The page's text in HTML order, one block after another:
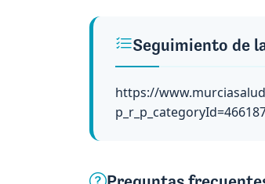
Seguimiento de
https://